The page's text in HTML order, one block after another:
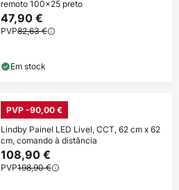
remoto 100x25 preto
47,90 €
PVP82,63 €
Em stock
PVP -90,00 €
Lindby Painel LED Livel, CCT, 62 cm x 62
cm, comando à distância
108,90 €
PVP198,90 €